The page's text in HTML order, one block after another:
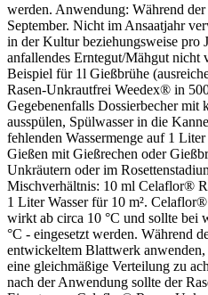
werden. Anwendung: Während
September. Nicht im Ansaatjahr
in der Kultur beziehungsweise pro
anfallendes Erntegut/Mähgut nicht
Beispiel für 1l Gießbrühe
Rasen-Unkrautfrei Weedex® in
Gegebenenfalls Dossierbecher mit
ausspülen, Spülwasser in die
fehlenden Wassermenge auf 1
Gießen mit Gießrechen oder
Unkräutern oder im
Mischverhältnis: 10 ml Celaflor®
1 Liter Wasser für 10 m².
wirkt ab circa 10 °C und sollte bei
°C - eingesetzt werden. Während
entwickeltem Blattwerk
eine gleichmäßige Verteilung zu
nach der Anwendung sollte der